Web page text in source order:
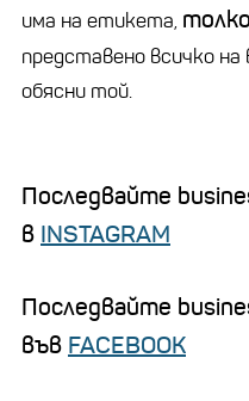
има на етикета,
представено всичко
обясни той.
Последвайте
в INSTAGRAM
Последвайте
във FACEBOOK